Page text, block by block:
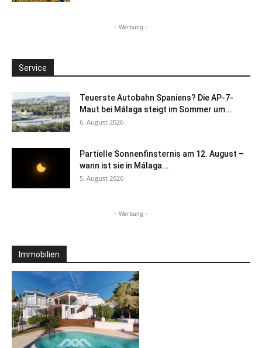
- Werbung -
Service
Teuerste Autobahn Spaniens? Die AP-7-
Maut bei Málaga steigt im Sommer um...
6. August 2026
Partielle Sonnenfinsternis am 12. August –
wann ist sie in Málaga...
5. August 2026
- Werbung -
Immobilien